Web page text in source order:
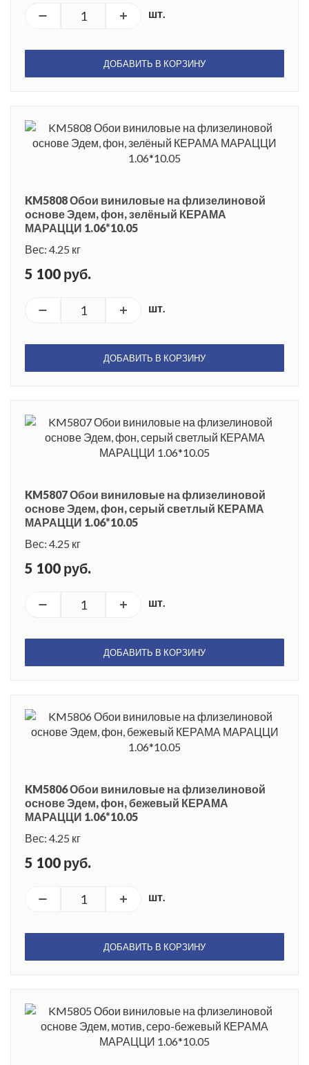
шт.
ДОБАВИТЬ В КОРЗИНУ
KM5808 Обои виниловые на флизелиновой
основе Эдем, фон, зелёный КЕРАМА
МАРАЦЦИ 1.06*10.05
Вес: 4.25 кг
5 100 руб.
шт.
ДОБАВИТЬ В КОРЗИНУ
KM5807 Обои виниловые на флизелиновой
основе Эдем, фон, серый светлый КЕРАМА
МАРАЦЦИ 1.06*10.05
Вес: 4.25 кг
5 100 руб.
шт.
ДОБАВИТЬ В КОРЗИНУ
KM5806 Обои виниловые на флизелиновой
основе Эдем, фон, бежевый КЕРАМА
МАРАЦЦИ 1.06*10.05
Вес: 4.25 кг
5 100 руб.
шт.
ДОБАВИТЬ В КОРЗИНУ